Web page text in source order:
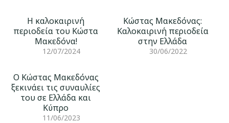
Η καλοκαιρινή
περιοδεία του Κώστα
Μακεδόνα!
12/07/2024
Κώστας Μακεδόνας:
Καλοκαιρινή περιοδεία
στην Ελλάδα
30/06/2022
Ο Κώστας Μακεδόνας
ξεκινάει τις συναυλίες
του σε Ελλάδα και
Κύπρο
11/06/2023